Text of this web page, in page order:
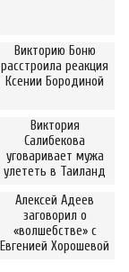
Викторию Боню
расстроила реакция
Ксении Бородиной
Виктория
Салибекова
уговаривает мужа
улететь в Таиланд
Алексей Адеев
заговорил о
«волшебстве» с
Евгенией Хорошевой